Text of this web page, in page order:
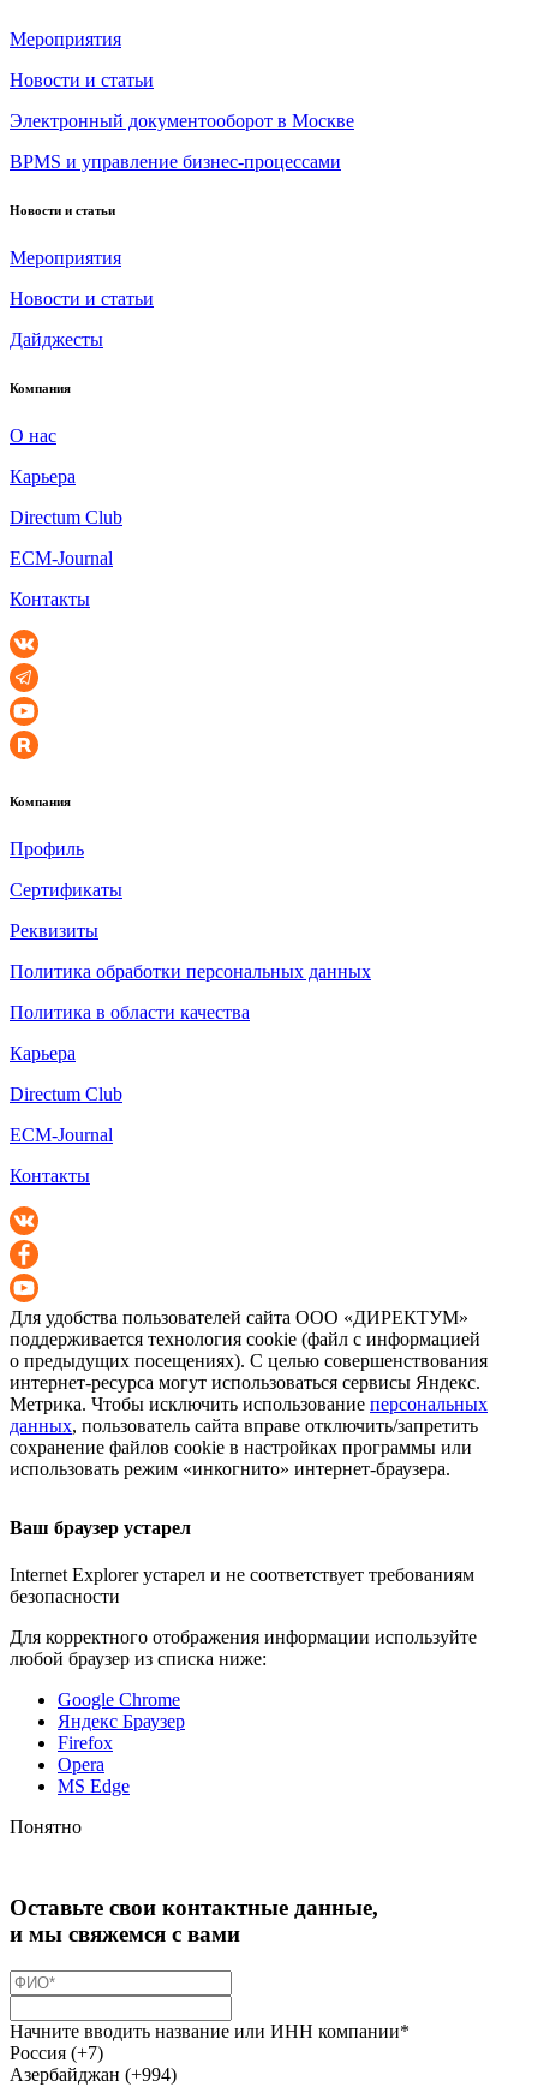
Мероприятия
Новости и статьи
Электронный документооборот в Москве
BPMS и управление бизнес-процессами
Новости и статьи
Мероприятия
Новости и статьи
Дайджесты
Компания
О нас
Карьера
Directum Club
ECM-Journal
Контакты
Компания
Профиль
Сертификаты
Реквизиты
Политика обработки персональных данных
Политика в области качества
Карьера
Directum Club
ECM-Journal
Контакты
Для удобства пользователей сайта ООО «ДИРЕКТУМ»
поддерживается технология cookie (файл с информацией
о предыдущих посещениях). С целью совершенствования
интернет-ресурса могут использоваться сервисы Яндекс.
Метрика. Чтобы исключить использование персональных
данных, пользователь сайта вправе отключить/запретить
сохранение файлов cookie в настройках программы или
использовать режим «инкогнито» интернет-браузера.
Ваш браузер устарел
Internet Explorer устарел и не соответствует требованиям
безопасности
Для корректного отображения информации используйте
любой браузер из списка ниже:
Google Chrome
Яндекс Браузер
Firefox
Opera
MS Edge
Понятно
Оставьте свои контактные данные,
и мы свяжемся с вами
Начните вводить название или ИНН компании*
Россия (+7)
Азербайджан (+994)